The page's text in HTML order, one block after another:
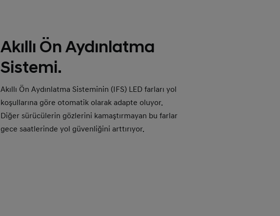
Akıllı Ön Aydınlatma
Sistemi.
Akıllı Ön Aydınlatma Sisteminin (IFS) LED farları yol
koşullarına göre otomatik olarak adapte oluyor.
Diğer sürücülerin gözlerini kamaştırmayan bu farlar
gece saatlerinde yol güvenliğini arttırıyor.